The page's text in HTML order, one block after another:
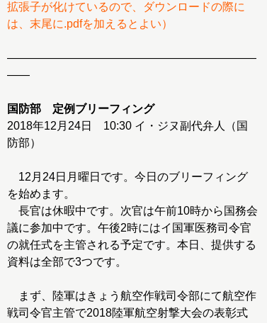
拡張子が化けているので、ダウンロードの際に
は、末尾に.pdfを加えるとよい）
――――――――――――――――――――――
――
国防部 定例ブリーフィング
2018年12月24日 10:30 イ・ジヌ副代弁人（国
防部）
12月24日月曜日です。今日のブリーフィング
を始めます。
長官は休暇中です。次官は午前10時から国務会
議に参加中です。午後2時にはイ国軍医務司令官
の就任式を主管される予定です。本日、提供する
資料は全部で3つです。
まず、陸軍はきょう航空作戦司令部にて航空作
戦司令官主管で2018陸軍航空射撃大会の表彰式